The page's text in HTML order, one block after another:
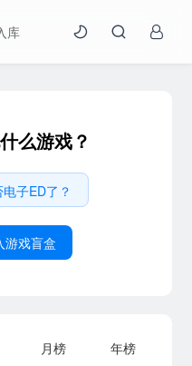
库
么游戏？
子ED了？
游戏盲盒
月榜 年榜